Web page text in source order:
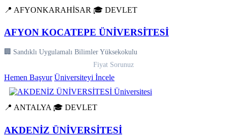
📍 AFYONKARAHİSAR 🎓 DEVLET
AFYON KOCATEPE ÜNİVERSİTESİ
🏢 Sandıklı Uygulamalı Bilimler Yüksekokulu
Fiyat Sorunuz
Hemen Başvur Üniversiteyi İncele
📍 ANTALYA 🎓 DEVLET
AKDENİZ ÜNİVERSİTESİ